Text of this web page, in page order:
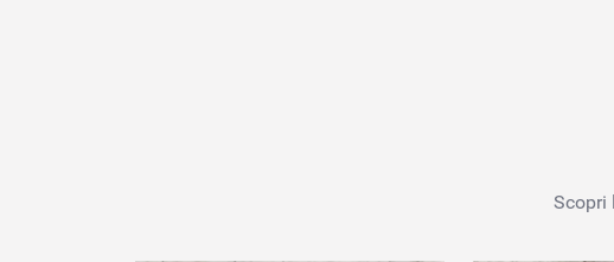
Scopri